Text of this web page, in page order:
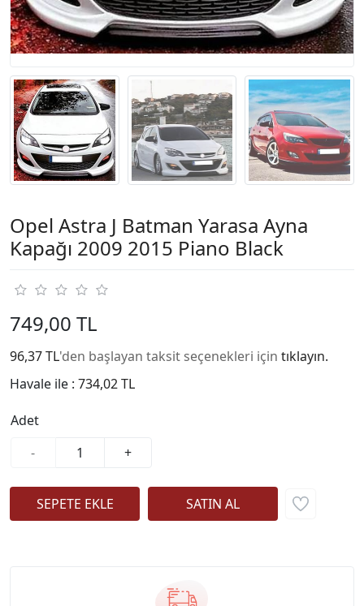
Opel Astra J Batman Yarasa Ayna
Kapağı 2009 2015 Piano Black
749,00 TL
96,37 TL'den başlayan taksit seçenekleri için tıklayın.
Havale ile : 734,02 TL
Adet
-
+